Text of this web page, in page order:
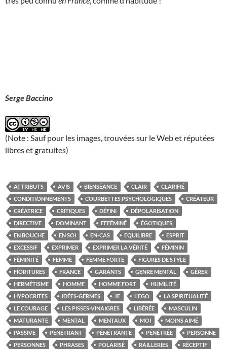
Serge Baccino
(Note : Sauf pour les images, trouvées sur le Web et réputées
libres et gratuites)
ATTRIBUTS AVIS BIENSÉANCE CLAIR
CLARIFIÉ
CONDITIONNEMENTS
COURBETTES PSYCHOLOGIQUES
CRÉATEUR
CRÉATRICE
CRITIQUES DÉFINI
DÉPOLARISATION
DIRECTIVE
DOMINANT EFFÉMINÉ
ÉGOTIQUES
EN BOUCHE
EN SOI EN-CAS EQUILIBRE
ESPRIT
EXCESSIF
EXPRIMER EXPRIMER LA VÉRITÉ
FÉMININ
FÉMINITÉ
FEMME FEMME FORTE
FIGURES DE STYLE
FIORITURES
FRANCE GARANTS GENRE MENTAL
GÉRER
HERMÉTISME
HOMME HOMME FORT
HUMILITÉ
HYPOCRITES
IDÉES-GERMES JE L'EGO
LA SPIRITUALITÉ
LE COURAGE
LES PISSES-VINAIGRES LIBÉRÉE
MASCULIN
MATURANTE
MENTAL MENTAUX MOI
MOINS AIMÉ
PASSIVE
PÉNÉTRANT PÉNÉTRANTE PÉNÉTRÉE
PERSONNE
PERSONNES
PHRASES POLARISÉ RAILLERIES RÉCEPTIF